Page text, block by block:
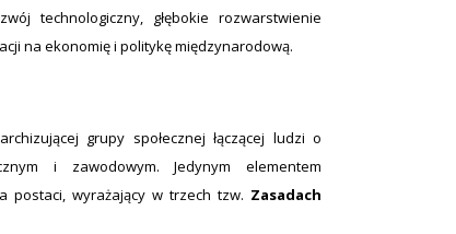
technologiczny, głębokie rozwarstwienie
na ekonomię i politykę międzynarodową.
grupy społecznej łączącej ludzi o
i zawodowym. Jedynym elementem
postaci, wyrażający w trzech tzw. Zasadach